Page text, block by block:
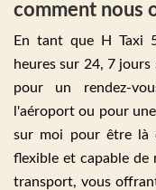
comment nous
En tant que H Taxi
heures sur 24, 7
pour un rendez-
l'aéroport ou pour
sur moi pour être là
flexible et capable de
transport, vous